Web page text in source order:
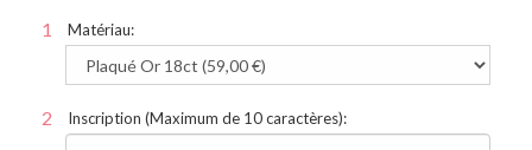
Matériau:
Inscription (Maximum de 10 caractères):